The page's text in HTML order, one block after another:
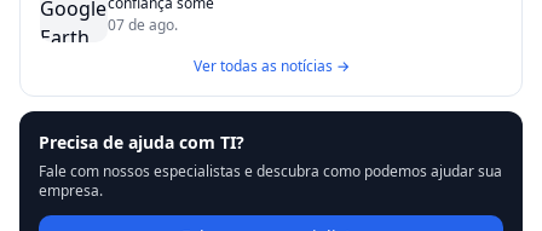
07 de ago.
Ver todas as notícias →
Precisa de ajuda com TI?
Fale com nossos especialistas e descubra como podemos ajudar sua
empresa.